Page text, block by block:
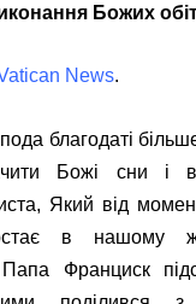
Божих
News.
благодаті
Божі сни і
Який від
в нашому
Франциск